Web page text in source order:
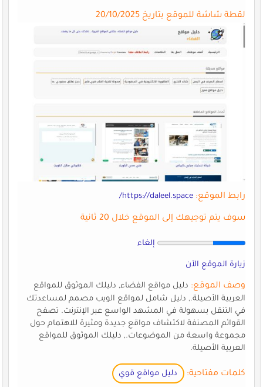
لقطة شاشة للموقع بتاريخ 20/10/2025
رابط الموقع: https://daleel.space/
سوف يتم توجيهك إلى الموقع خلال 20 ثانية
إلغاء
زيارة الموقع الآن
وصف الموقع:دليل مواقع الفضاء, دليلك الموثوق للمواقع
العربية الأصيلة., دليل شامل لمواقع الويب مصمم لمساعدتك
في التنقل بسهولة في المشهد الواسع عبر الإنترنت. تصفح
القوائم المصنفة لاكتشاف مواقع جديدة ومثيرة للاهتمام حول
مجموعة واسعة من الموضوعات., دليلك الموثوق للمواقع
العربية الأصيلة.
كلمات مفتاحية: دليل مواقع قوي